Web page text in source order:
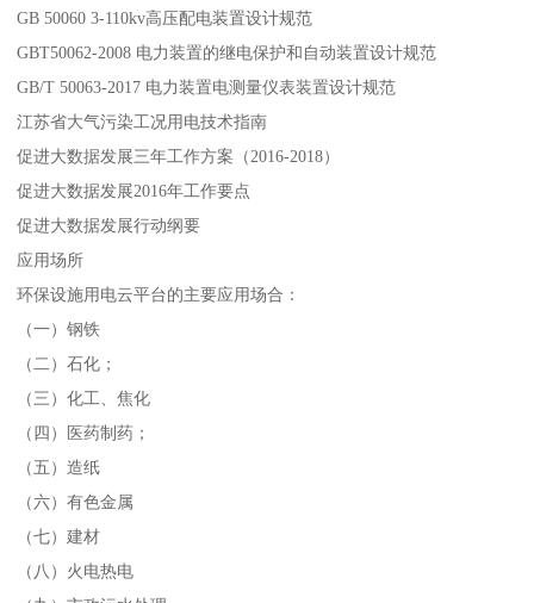
GB 50060 3-110kv高压配电装置设计规范
GBT50062-2008 电力装置的继电保护和自动装置设计规范
GB/T 50063-2017 电力装置电测量仪表装置设计规范
江苏省大气污染工况用电技术指南
促进大数据发展三年工作方案（2016-2018）
促进大数据发展2016年工作要点
促进大数据发展行动纲要
应用场所
环保设施用电云平台的主要应用场合：
（一）钢铁
（二）石化；
（三）化工、焦化
（四）医药制药；
（五）造纸
（六）有色金属
（七）建材
（八）火电热电